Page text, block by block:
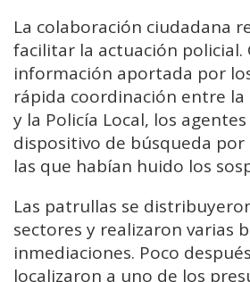
La colaboración ciudadana
facilitar la actuación policial.
información aportada por
rápida coordinación entre la
y la Policía Local, los
dispositivo de búsqueda por
las que habían huido los
Las patrullas se
sectores y realizaron varias
inmediaciones. Poco
localizaron a uno de los